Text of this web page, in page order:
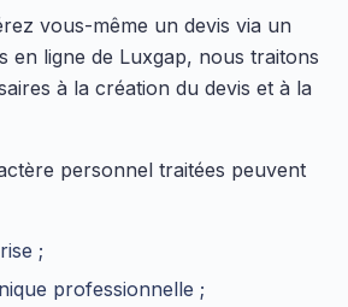
vous-même un devis via un
en ligne de Luxgap, nous traitons
à la création du devis et à la
personnel traitées peuvent
;
professionnelle ;